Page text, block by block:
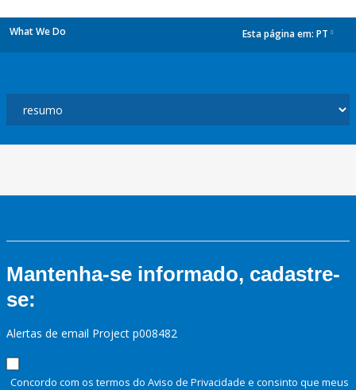
What We Do Esta página em: PT
Mantenha-se informado, cadastre-
se:
Alertas de email Project p008482
Concordo com os termos do Aviso de Privacidade e consinto que meus